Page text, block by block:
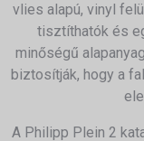
vlies alapú, vinyl
tisztíthatók és
minőségű
biztosítják, hogy a
A Philipp Plein 2